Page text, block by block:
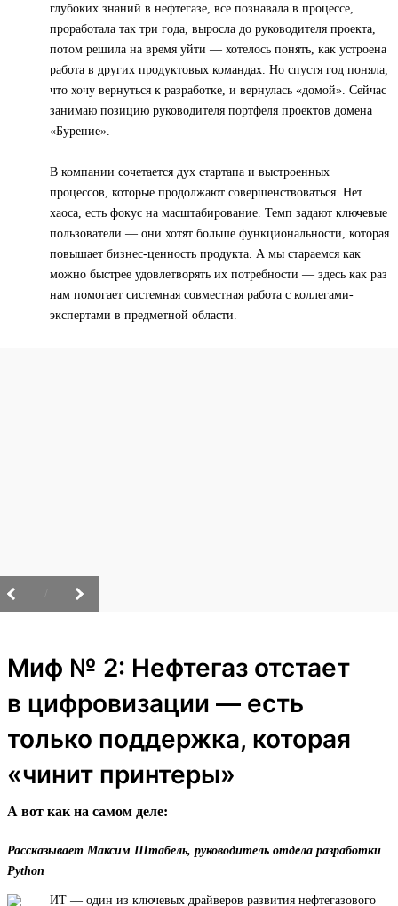
глубоких знаний в нефтегазе, все познавала в процессе,
проработала так три года, выросла до руководителя проекта,
потом решила на время уйти — хотелось понять, как устроена
работа в других продуктовых командах. Но спустя год поняла,
что хочу вернуться к разработке, и вернулась «домой». Сейчас
занимаю позицию руководителя портфеля проектов домена
«Бурение».
В компании сочетается дух стартапа и выстроенных
процессов, которые продолжают совершенствоваться. Нет
хаоса, есть фокус на масштабирование. Темп задают ключевые
пользователи — они хотят больше функциональности, которая
повышает бизнес-ценность продукта. А мы стараемся как
можно быстрее удовлетворять их потребности — здесь как раз
нам помогает системная совместная работа с коллегами-
экспертами в предметной области.
Миф № 2: Нефтегаз отстает
в цифровизации — есть
только поддержка, которая
«чинит принтеры»
А вот как на самом деле:
Рассказывает Максим Штабель, руководитель отдела разработки
Python
ИТ — один из ключевых драйверов развития нефтегазового